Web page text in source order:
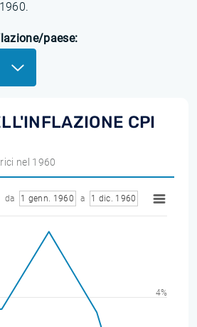
paese:
CPI
nel 1960
da 1 genn. 1960 a 1 dic. 1960
4%